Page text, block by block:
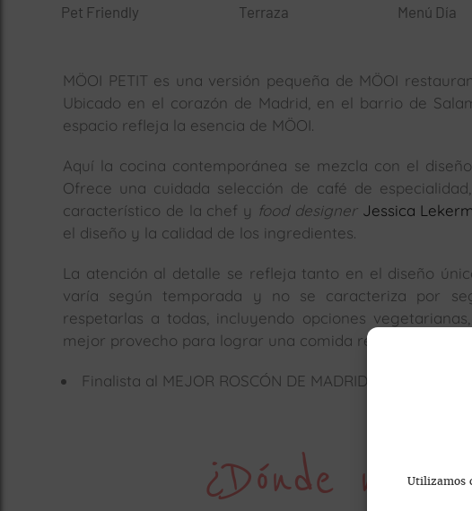
Utilizamos
Pet Friendly Terraza Menú Día
MÖOI PETIT es una versión pequeña de MÖOI
Ubicado en el corazón de Madrid, en el barrio de
espacio refleja la esencia de MÖOI.
Aquí la cocina contemporánea se mezcla con el
Ofrece una cuidada selección de café de
característico de la chef y food designer Jessica
el diseño y la calidad de los ingredientes.
La atención al detalle se refleja tanto en el diseño
varía según temporada y no se caracteriza por
respetarlas a todas, incluyendo opciones vegetarianas,
mejor provecho para lograr una comida real.
Finalista al MEJOR ROSCÓN DE MADRID 2025.
¿Dónde nos